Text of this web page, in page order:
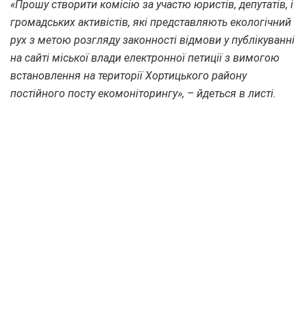
«Прошу створити комісію за участю юристів, депутатів, і
громадських активістів, які представляють екологічний
рух з метою розгляду законності відмови у публікуванні
на сайті міської влади електронної петиції з вимогою
встановлення на території Хортицького району
постійного посту екомоніторингу», – йдеться в листі.